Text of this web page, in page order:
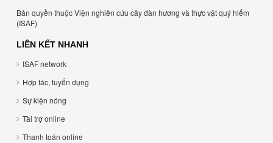
Bản quyền thuộc Viện nghiên cứu cây đàn hương và thực vật quý hiếm
(ISAF)
LIÊN KẾT NHANH
ISAF network
Hợp tác, tuyển dụng
Sự kiện nóng
Tài trợ online
Thanh toán online